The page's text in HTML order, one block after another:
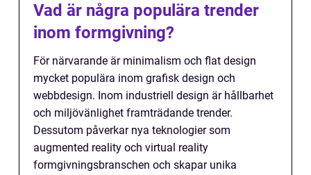
Vad är några populära trender
inom formgivning?
För närvarande är minimalism och flat design
mycket populära inom grafisk design och
webbdesign. Inom industriell design är hållbarhet
och miljövänlighet framträdande trender.
Dessutom påverkar nya teknologier som
augmented reality och virtual reality
formgivningsbranschen och skapar unika